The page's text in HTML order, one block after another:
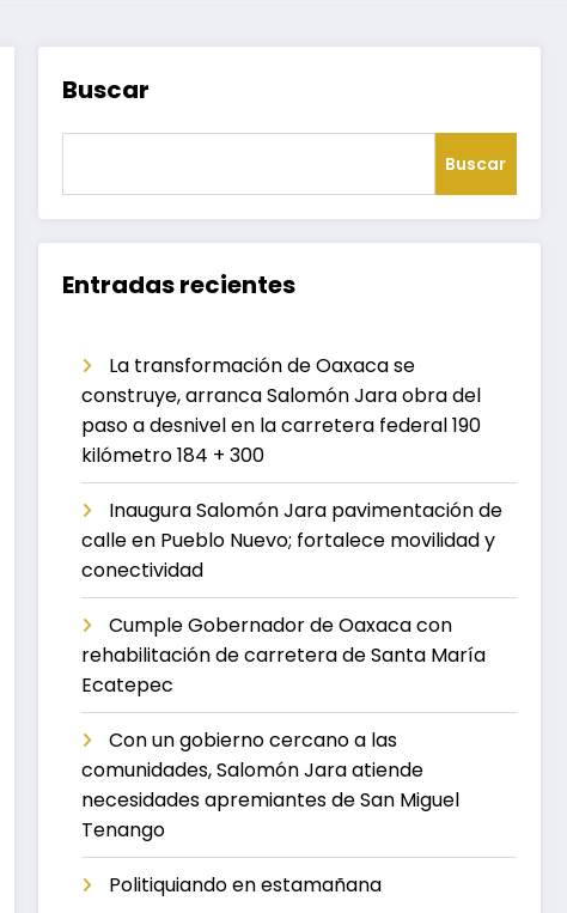
Buscar
Buscar
Entradas recientes
La transformación de Oaxaca se
construye, arranca Salomón Jara obra del
paso a desnivel en la carretera federal 190
kilómetro 184 + 300
Inaugura Salomón Jara pavimentación de
calle en Pueblo Nuevo; fortalece movilidad y
conectividad
Cumple Gobernador de Oaxaca con
rehabilitación de carretera de Santa María
Ecatepec
Con un gobierno cercano a las
comunidades, Salomón Jara atiende
necesidades apremiantes de San Miguel
Tenango
Politiquiando en estamañana